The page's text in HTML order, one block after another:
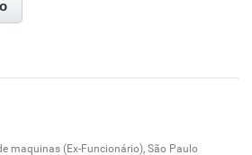
familiar
empresa
maquinas (Ex-Funcionário), São Paulo